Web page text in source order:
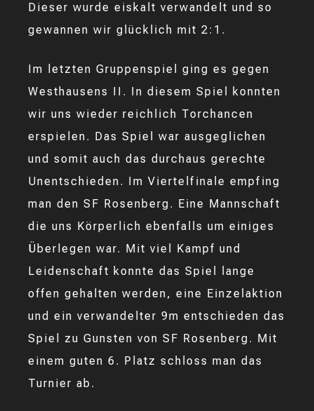
Dieser wurde eiskalt verwandelt und so
gewannen wir glücklich mit 2:1.
Im letzten Gruppenspiel ging es gegen
Westhausens II. In diesem Spiel konnten
wir uns wieder reichlich Torchancen
erspielen. Das Spiel war ausgeglichen
und somit auch das durchaus gerechte
Unentschieden. Im Viertelfinale empfing
man den SF Rosenberg. Eine Mannschaft
die uns Körperlich ebenfalls um einiges
Überlegen war. Mit viel Kampf und
Leidenschaft konnte das Spiel lange
offen gehalten werden, eine Einzelaktion
und ein verwandelter 9m entschieden das
Spiel zu Gunsten von SF Rosenberg. Mit
einem guten 6. Platz schloss man das
Turnier ab.